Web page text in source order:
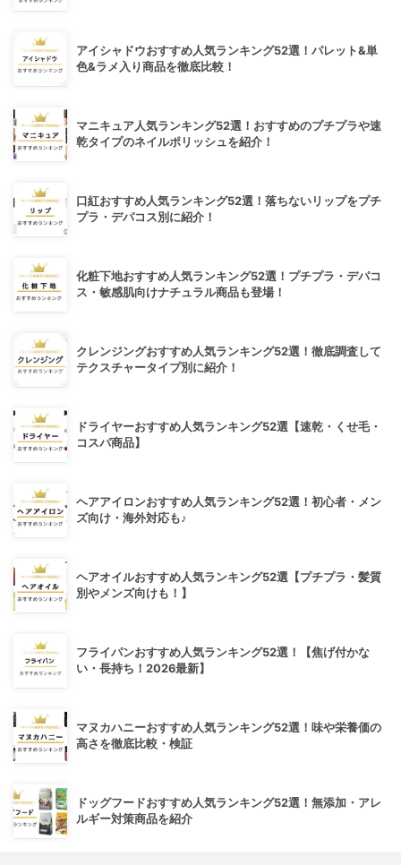
アイシャドウおすすめ人気ランキング52選！パレット&単
色&ラメ入り商品を徹底比較！
マニキュア人気ランキング52選！おすすめのプチプラや速
乾タイプのネイルポリッシュを紹介！
口紅おすすめ人気ランキング52選！落ちないリップをプチ
プラ・デパコス別に紹介！
化粧下地おすすめ人気ランキング52選！プチプラ・デパコ
ス・敏感肌向けナチュラル商品も登場！
クレンジングおすすめ人気ランキング52選！徹底調査して
テクスチャータイプ別に紹介！
ドライヤーおすすめ人気ランキング52選【速乾・くせ毛・
コスパ商品】
ヘアアイロンおすすめ人気ランキング52選！初心者・メン
ズ向け・海外対応も♪
ヘアオイルおすすめ人気ランキング52選【プチプラ・髪質
別やメンズ向けも！】
フライパンおすすめ人気ランキング52選！【焦げ付かな
い・長持ち！2026最新】
マヌカハニーおすすめ人気ランキング52選！味や栄養価の
高さを徹底比較・検証
ドッグフードおすすめ人気ランキング52選！無添加・アレ
ルギー対策商品を紹介